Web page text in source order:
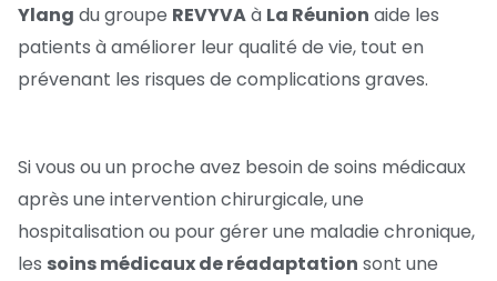
Ylang du groupe REVYVAà La Réunion aide les
patients à améliorer leur qualité de vie, tout en
prévenant les risques de complications graves.
Si vous ou un proche avez besoin de soins médicaux
après une intervention chirurgicale, une
hospitalisation ou pour gérer une maladie chronique,
les soins médicaux de réadaptation sont une